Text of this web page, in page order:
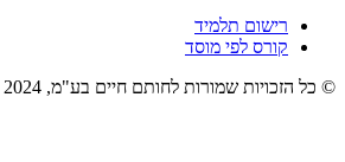
רישום תלמיד
קורס לפי מוסד
© כל הזכויות שמורות לחותם חיים בע"מ, 2024